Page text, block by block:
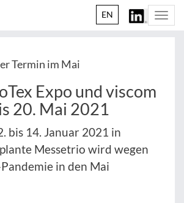
EN
Termin im Mai
Expo und viscom
20. Mai 2021
bis 14. Januar 2021 in
Messetrio wird wegen
in den Mai